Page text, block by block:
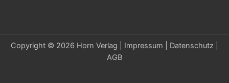
Copyright © 2026 Horn Verlag | Impressum Datenschutz
AGB